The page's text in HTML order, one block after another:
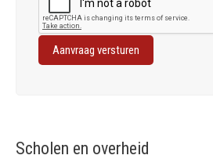
Scholen en overheid